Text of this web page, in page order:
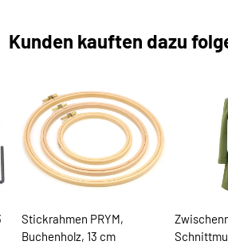
Kunden kauften dazu
Stickrahmen PRYM,
Buchenholz, 13 cm